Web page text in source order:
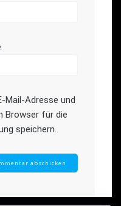
Mail-Adresse und
Browser für die
speichern.